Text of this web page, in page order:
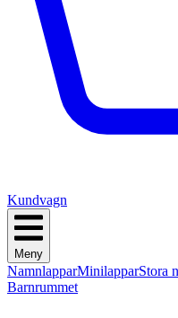
Kundvagn
Meny
NamnlapparMinilapparStora
Barnrummet